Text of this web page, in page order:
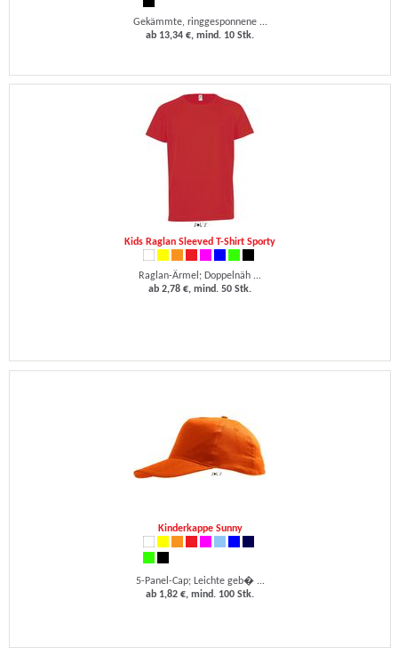
Gekämmte, ringgesponnene ...
ab 13,34 €, mind. 10 Stk.
Kids Raglan Sleeved T-Shirt Sporty
Raglan-Ärmel; Doppelnäh ...
ab 2,78 €, mind. 50 Stk.
Kinderkappe Sunny
5-Panel-Cap; Leichte geb� ...
ab 1,82 €, mind. 100 Stk.